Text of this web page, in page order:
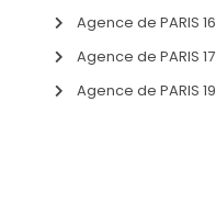
Agence de PARIS 16
Agence de PARIS 17
Agence de PARIS 19